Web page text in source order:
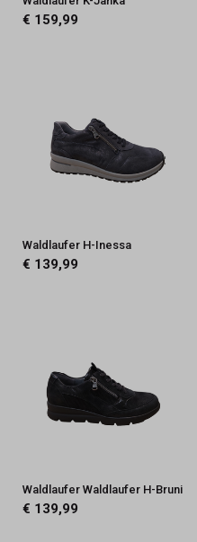
€ 159,99
Waldlaufer H-Inessa
€ 139,99
Waldlaufer Waldlaufer H-Bruni
€ 139,99